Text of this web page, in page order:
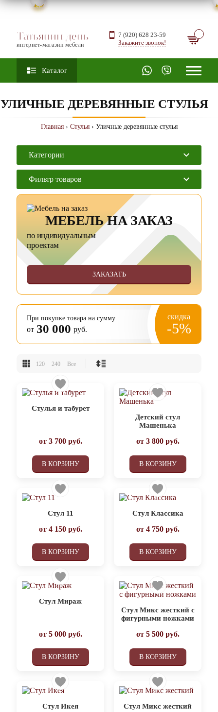
Татьянин день
интернет-магазин мебели
7 (920) 628 23-59
Закажите звонок!
Каталог
УЛИЧНЫЕ ДЕРЕВЯННЫЕ СТУЛЬЯ
Главная› Стулья› Уличные деревянные стулья
Категории
Фильтр товаров
МЕБЕЛЬ НА ЗАКАЗ
по индивидуальным
проектам
ЗАКАЗАТЬ
При покупке товара на сумму
от 30 000 руб.
скидка
-5%
120 240 Все
Стулья и табурет
от 3 700руб.
В КОРЗИНУ
Детский стул
Машенька
от 3 800руб.
В КОРЗИНУ
Стул 11
от 4 150руб.
В КОРЗИНУ
Стул Классика
от 4 750руб.
В КОРЗИНУ
Стул Мираж
от 5 000руб.
В КОРЗИНУ
Стул Микс жесткий с
фигурными ножками
от 5 500руб.
В КОРЗИНУ
Стул Икея Стул Микс жесткий